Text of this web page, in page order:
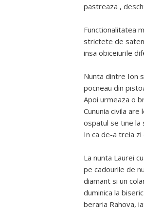
pastreaza ,
Functionalitatea
strictete de
insa obiceiurile
Nunta dintre Ion
pocneau din
Apoi urmeaza o
Cununia civila
ospatul se tine la
In ca de-a treia zi
La nunta Laurei
pe cadourile de
diamant si un
duminica la
beraria Rahova,